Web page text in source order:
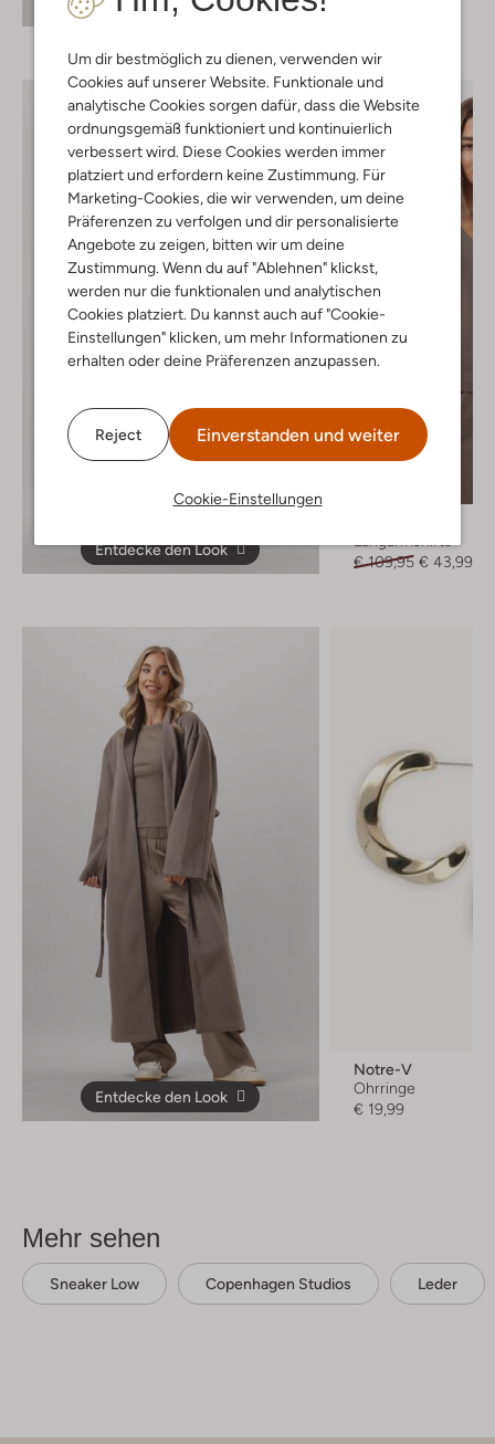
Um dir bestmöglich zu dienen, verwenden wir
Cookies auf unserer Website. Funktionale und
analytische Cookies sorgen dafür, dass die Website
ordnungsgemäß funktioniert und kontinuierlich
verbessert wird. Diese Cookies werden immer
platziert und erfordern keine Zustimmung. Für
Marketing-Cookies, die wir verwenden, um deine
Präferenzen zu verfolgen und dir personalisierte
Angebote zu zeigen, bitten wir um deine
Zustimmung. Wenn du auf "Ablehnen" klickst,
werden nur die funktionalen und analytischen
Cookies platziert. Du kannst auch auf "Cookie-
Einstellungen" klicken, um mehr Informationen zu
erhalten oder deine Präferenzen anzupassen.
Reject Einverstanden und weiter
Cookie-Einstellungen
Entdecke den Look
€ 109,95 € 43,99
Entdecke den Look
Notre-V
Ohrringe
€ 19,99
Mehr sehen
Sneaker Low Copenhagen Studios Leder